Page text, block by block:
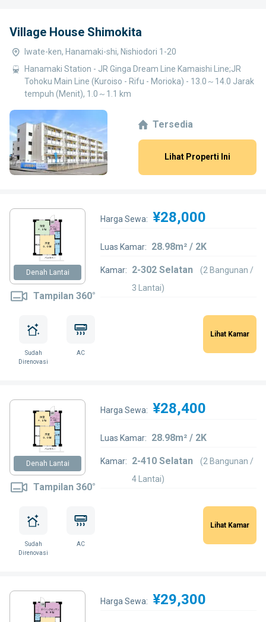
Village House Shimokita
Iwate-ken, Hanamaki-shi, Nishiodori 1-20
Hanamaki Station - JR Ginga Dream Line Kamaishi Line;JR
Tohoku Main Line (Kuroiso - Rifu - Morioka) - 13.0～14.0 Jarak
tempuh (Menit), 1.0～1.1 km
Tersedia
Lihat Properti Ini
Denah Lantai
Tampilan 360°
Harga Sewa: ¥28,000
Luas Kamar: 28.98m² / 2K
Kamar: 2-302 Selatan
(2 Bangunan /
3 Lantai)
Sudah
Direnovasi
AC
Lihat Kamar
Denah Lantai
Tampilan 360°
Harga Sewa: ¥28,400
Luas Kamar: 28.98m² / 2K
Kamar: 2-410 Selatan
(2 Bangunan /
4 Lantai)
Sudah
Direnovasi
AC
Lihat Kamar
Harga Sewa: ¥29,300